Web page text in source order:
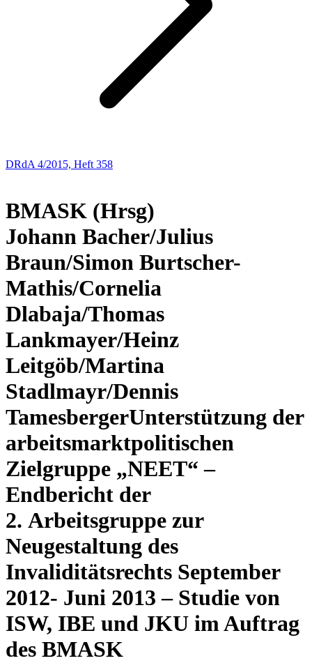
DRdA 4/2015, Heft 358
BMASK (Hrsg)
Johann Bacher/Julius
Braun/Simon Burtscher-
Mathis/Cornelia
Dlabaja/Thomas
Lankmayer/Heinz
Leitgöb/Martina
Stadlmayr/Dennis
TamesbergerUnterstützung der
arbeitsmarktpolitischen
Zielgruppe „NEET“ –
Endbericht der
2. Arbeitsgruppe zur
Neugestaltung des
Invaliditätsrechts September
2012- Juni 2013 – Studie von
ISW, IBE und JKU im Auftrag
des BMASK